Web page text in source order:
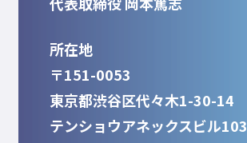
所在地
〒151-0053
東京都渋谷区代々木1-30-14
テンショウアネックスビル103